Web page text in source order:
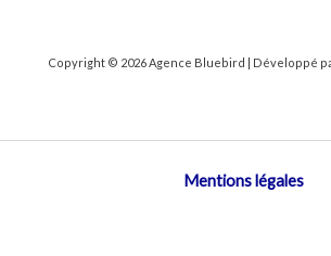
Copyright © 2026 Agence Bluebird | Développé
Mentions légales